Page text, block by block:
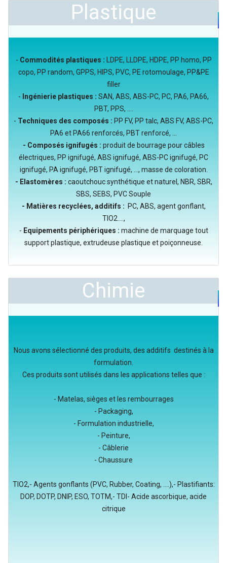
Plastique
- Commodités plastiques : LDPE, LLDPE, HDPE, PP homo, PP
copo, PP random, GPPS, HIPS, PVC, PE rotomoulage, PP&PE
filler
- Ingénierie plastiques : SAN, ABS, ABS-PC, PC, PA6, PA66,
PBT, PPS, ....
- Techniques des composés : PP FV, PP talc, ABS FV, ABS-PC,
PA6 et PA66 renforcés, PBT renforcé, ...
- Composés ignifugés : produit de bourrage pour câbles
électriques, PP ignifugé, ABS ignifugé, ABS-PC ignifugé, PC
ignifugé, PA ignifugé, PBT ignifugé, ..., masse de coloration.
- Elastomères : caoutchouc synthétique et naturel, NBR, SBR,
SBS, SEBS, PVC Souple
- Matières recyclées, additifs : PC, ABS, agent gonflant,
TIO2....,
- Equipements périphériques : machine de marquage tout
support plastique, extrudeuse plastique et poiçonneuse.
Chimie
Nous avons sélectionné des produits, des additifs destinés à la
formulation.
Ces produits sont utilisés dans les applications telles que :
- Matelas, sièges et les rembourrages
- Packaging,
- Formulation industrielle,
- Peinture,
- Câblerie
- Chaussure
TIO2,- Agents gonflants (PVC, Rubber, Coating, ....),- Plastifiants:
DOP, DOTP, DNIP, ESO, TOTM,- TDI- Acide ascorbique, acide
citrique